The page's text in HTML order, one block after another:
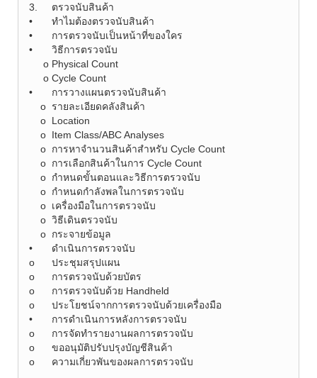
3.
ตรวจนับสินค้า
•
ทำไมต้องตรวจนับสินค้า
•
การตรวจนับเป็นหน้าที่ของใคร
•
วิธีการตรวจนับ
o Physical Count
o Cycle Count
•
การวางแผนตรวจนับสินค้า
o รายละเอียดคลังสินค้า
o Location
o Item Class/ABC Analyses
o การหาจำนวนสินค้าสำหรับ Cycle Count
o การเลือกสินค้าในการ Cycle Count
o กำหนดขั้นตอนและวิธีการตรวจนับ
o กำหนดกำลังพลในการตรวจนับ
o เครื่องมือในการตรวจนับ
o วิธีเดินตรวจนับ
o กระจายข้อมูล
•
ดำเนินการตรวจนับ
o
ประชุมสรุปแผน
o
การตรวจนับด้วยบัตร
o
การตรวจนับด้วย Handheld
o
ประโยชน์จากการตรวจนับด้วยเครื่องมือ
•
การดำเนินการหลังการตรวจนับ
o
การจัดทำรายงานผลการตรวจนับ
o
ขออนุมัติปรับปรุงบัญชีสินค้า
o
ความเกี่ยวพันของผลการตรวจนับ